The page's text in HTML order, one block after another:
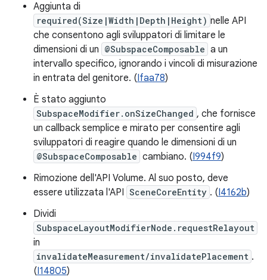
Aggiunta di
required(Size|Width|Depth|Height) nelle API
che consentono agli sviluppatori di limitare le
dimensioni di un @SubspaceComposable a un
intervallo specifico, ignorando i vincoli di misurazione
in entrata del genitore. (Ifaa78)
È stato aggiunto
SubspaceModifier.onSizeChanged , che fornisce
un callback semplice e mirato per consentire agli
sviluppatori di reagire quando le dimensioni di un
@SubspaceComposable cambiano. (I994f9)
Rimozione dell'API Volume. Al suo posto, deve
essere utilizzata l'API SceneCoreEntity . (I4162b)
Dividi
SubspaceLayoutModifierNode.requestRelayout
in
invalidateMeasurement/invalidatePlacement .
(I14805)